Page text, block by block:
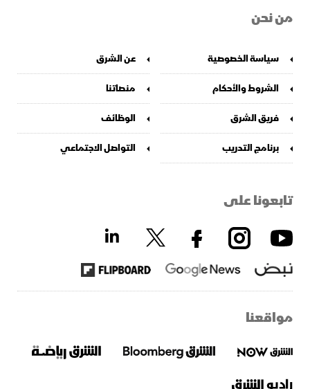
من نحن
سياسة الخصوصية
عن الشرق
الشروط والأحكام
منصاتنا
فريق الشرق
الوظائف
برنامج التدريب
التواصل الاجتماعي
تابعونا على
مواقعنا